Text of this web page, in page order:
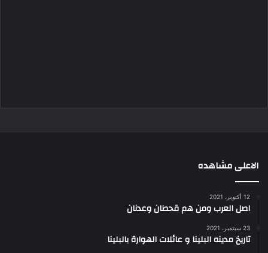
الاعلى مشاهده
12 أكتوبر، 2021
اصل العرب ومن هم قحطان وعدنان
23 سبتمبر، 2021
تاريخ مدينه البلينا و عائلات الهوارة بالبلينا